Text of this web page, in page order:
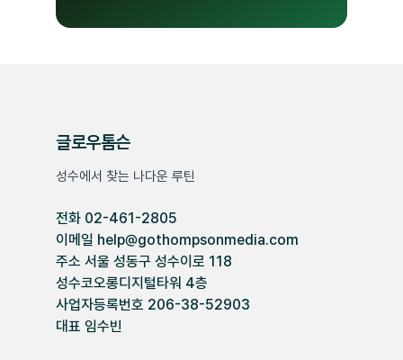
글로우톰슨
성수에서 찾는 나다운 루틴
전화 02-461-2805
이메일 help@gothompsonmedia.com
주소 서울 성동구 성수이로 118
성수코오롱디지털타워 4층
사업자등록번호 206-38-52903
대표 임수빈